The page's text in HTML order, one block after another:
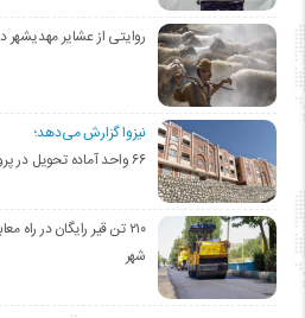
روایتی از عشایر
نیزوا گزارش می‌دهد؛
۶۶ واحد آماده تحویل در پروژه۱۳۸ واحدی مهدیشهر
۲۱۰ تن قیر رایگان در
شهر